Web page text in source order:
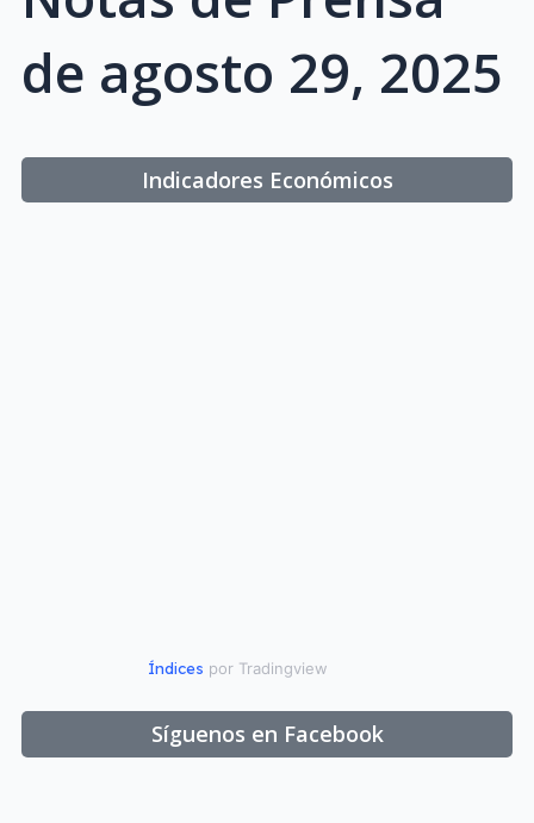
de agosto 29, 2025
Indicadores Económicos
Índices por Tradingview
Síguenos en Facebook